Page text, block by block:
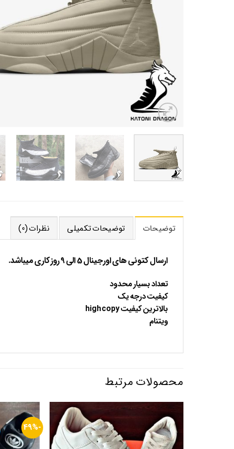
توضیحات توضیحات تکمیلی نظرات (0)
ارسال کتونی های اورجینال 5 الی 9 روز کاری میباشد.
تعداد بسیار محدود
کیفیت درجه یک
بالاترین کیفیت high copy
ویتنام
محصولات مرتبط
-49%